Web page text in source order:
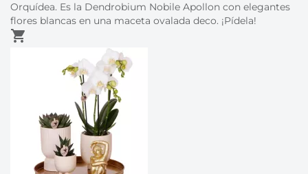
Orquídea. Es la Dendrobium Nobile Apollon con elegantes
flores blancas en una maceta ovalada deco. ¡Pídela!
shopping_cart